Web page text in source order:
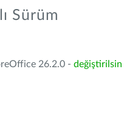
Sürüm
26.2.0 - değiştirilsin